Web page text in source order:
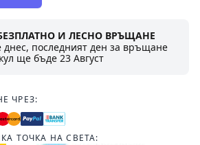
И ЛЕСНО ВРЪЩАНЕ
днес, последният ден за връщане
ще бъде23 Август
ЧРЕЗ:
ТОЧКА НА СВЕТА: